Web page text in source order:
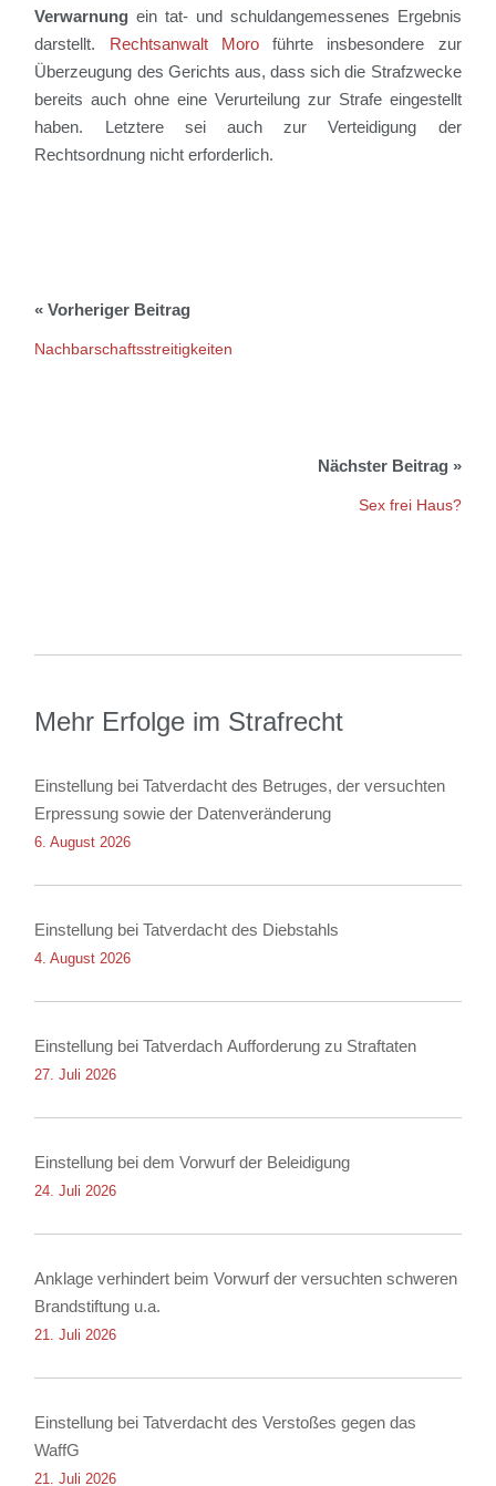
Verwarnung ein tat- und schuldangemessenes Ergebnis
darstellt. Rechtsanwalt Moroführte insbesondere zur
Überzeugung des Gerichts aus, dass sich die Strafzwecke
bereits auch ohne eine Verurteilung zur Strafe eingestellt
haben. Letztere sei auch zur Verteidigung der
Rechtsordnung nicht erforderlich.
Nachbarschaftsstreitigkeiten
Sex frei Haus?
Mehr Erfolge im Strafrecht
Einstellung bei Tatverdacht des Betruges, der versuchten
Erpressung sowie der Datenveränderung
6. August 2026
Einstellung bei Tatverdacht des Diebstahls
4. August 2026
Einstellung bei Tatverdach Aufforderung zu Straftaten
27. Juli 2026
Einstellung bei dem Vorwurf der Beleidigung
24. Juli 2026
Anklage verhindert beim Vorwurf der versuchten schweren
Brandstiftung u.a.
21. Juli 2026
Einstellung bei Tatverdacht des Verstoßes gegen das
WaffG
21. Juli 2026